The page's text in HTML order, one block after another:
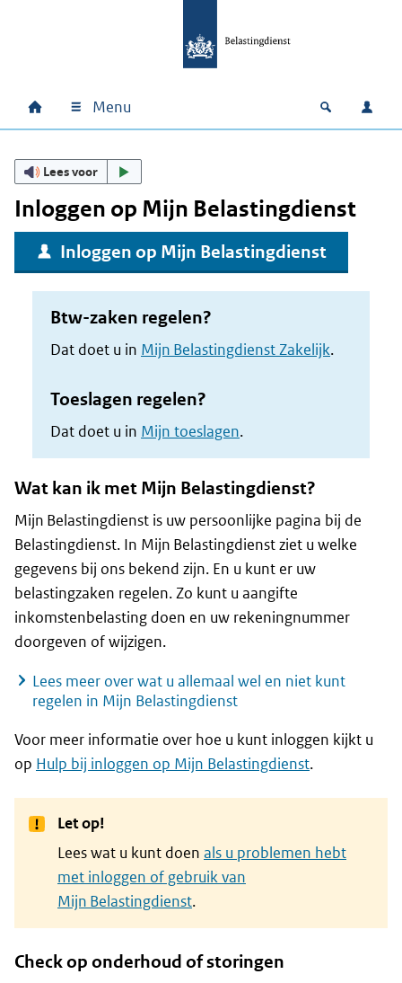
Hoofdnavigatie
Home Menu Open
Lees voor
Inloggen op Mijn Belastingdienst
Inloggen op Mijn Belastingdienst
Btw-zaken regelen?
Dat doet u in Mijn Belastingdienst Zakelijk.
Toeslagen regelen?
Dat doet u in Mijn toeslagen.
Wat kan ik met Mijn Belastingdienst?
Mijn Belastingdienst is uw persoonlijke pagina bij de
Belastingdienst. In Mijn Belastingdienst ziet u welke
gegevens bij ons bekend zijn. En u kunt er uw
belastingzaken regelen. Zo kunt u aangifte
inkomstenbelasting doen en uw rekeningnummer
doorgeven of wijzigen.
Lees meer over wat u allemaal wel en niet kunt
regelen in Mijn Belastingdienst
Voor meer informatie over hoe u kunt inloggen kijkt u
op Hulp bij inloggen op Mijn Belastingdienst.
Let op!
Lees wat u kunt doen als u problemen hebt
met inloggen of gebruik van
Mijn Belastingdienst.
Check op onderhoud of storingen